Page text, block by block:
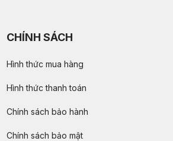
CHÍNH SÁCH
Hình thức mua hàng
Hình thức thanh toán
Chính sách bảo hành
Chính sách bảo mật